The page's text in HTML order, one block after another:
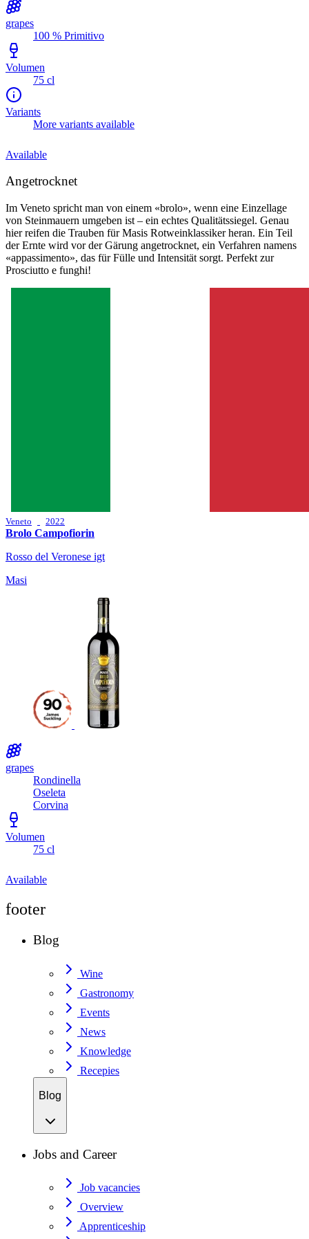
grapes
100 % Primitivo
Volumen
75 cl
Variants
More variants available
Available
Angetrocknet
Im Veneto spricht man von einem «brolo», wenn eine Einzellage
von Steinmauern umgeben ist – ein echtes Qualitätssiegel. Genau
hier reifen die Trauben für Masis Rotweinklassiker heran. Ein Teil
der Ernte wird vor der Gärung angetrocknet, ein Verfahren namens
«appassimento», das für Fülle und Intensität sorgt. Perfekt zur
Prosciutto e funghi!
Veneto 2022
Brolo Campofiorin
Rosso del Veronese igt
Masi
grapes
Rondinella
Oseleta
Corvina
Volumen
75 cl
Available
footer
Blog
Wine
Gastronomy
Events
News
Knowledge
Recepies
Blog
Jobs and Career
Job vacancies
Overview
Apprenticeship